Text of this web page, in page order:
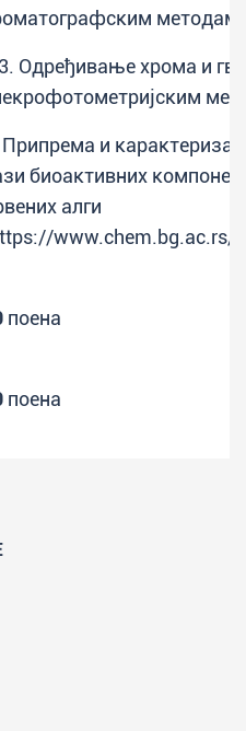
Одређивање хрома и
и
биоактивних
алги
www.chem.bg.ac.rs/
поена
поена